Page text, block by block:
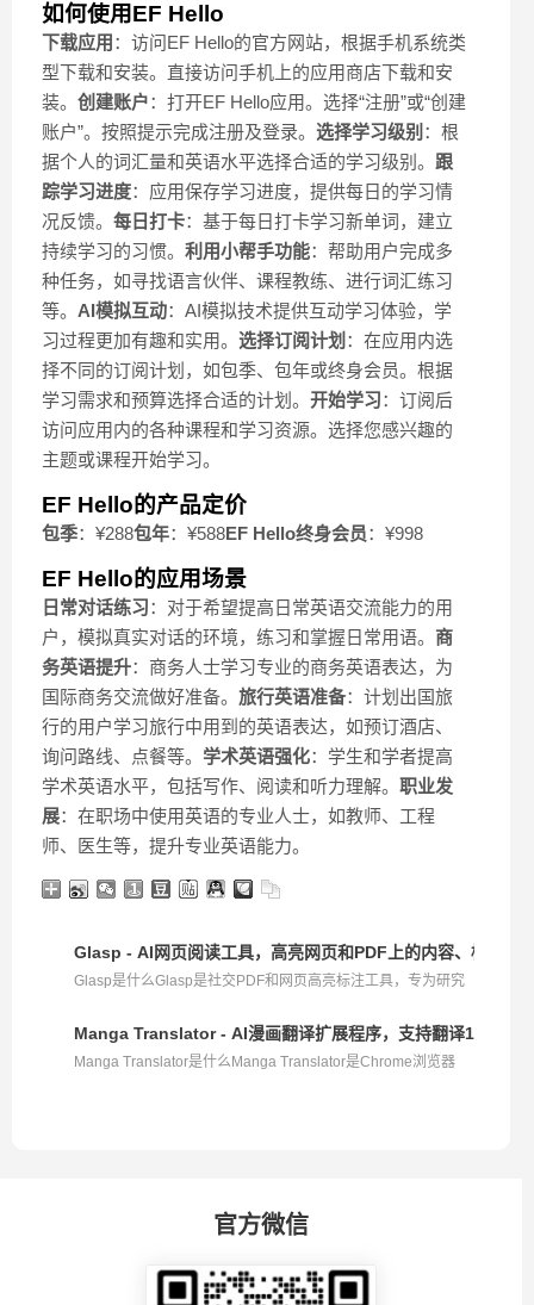
如何使用EF Hello
下载应用 ：访问EF Hello的官方网站，根据手机系统类
型下载和安装。直接访问手机上的应用商店下载和安
装。 创建账户：打开EF Hello应用。选择“注册”或“创建
账户”。按照提示完成注册及登录。 选择学习级别 ：根
据个人的词汇量和英语水平选择合适的学习级别。 跟
踪学习进度：应用保存学习进度，提供每日的学习情
况反馈。 每日打卡：基于每日打卡学习新单词，建立
持续学习的习惯。 利用小帮手功能：帮助用户完成多
种任务，如寻找语言伙伴、课程教练、进行词汇练习
等。 AI模拟互动：AI模拟技术提供互动学习体验，学
习过程更加有趣和实用。 选择订阅计划 ：在应用内选
择不同的订阅计划，如包季、包年或终身会员。根据
学习需求和预算选择合适的计划。 开始学习：订阅后
访问应用内的各种课程和学习资源。选择您感兴趣的
主题或课程开始学习。
EF Hello的产品定价
包季：¥288包年：¥588EF Hello终身会员：¥998
EF Hello的应用场景
日常对话练习：对于希望提高日常英语交流能力的用
户，模拟真实对话的环境，练习和掌握日常用语。 商
务英语提升：商务人士学习专业的商务英语表达，为
国际商务交流做好准备。 旅行英语准备：计划出国旅
行的用户学习旅行中用到的英语表达，如预订酒店、
询问路线、点餐等。 学术英语强化：学生和学者提高
学术英语水平，包括写作、阅读和听力理解。 职业发
展：在职场中使用英语的专业人士，如教师、工程
师、医生等，提升专业英语能力。
Glasp - AI网页阅读工具，高亮网页和PDF上的内容、标记重
Glasp是什么Glasp是社交PDF和网页高亮标注工具，专为研究
Manga Translator - AI漫画翻译扩展程序，支持翻译135+种
Manga Translator是什么Manga Translator是Chrome浏览器
官方微信